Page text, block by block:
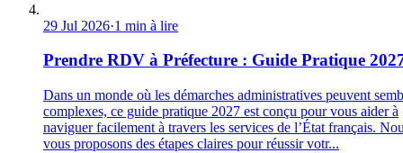
29 Jul 2026·1 min à lire
Prendre RDV à Préfecture : Guide Pratique
Dans un monde où les démarches administratives peuvent
complexes, ce guide pratique 2027 est conçu pour vous aider à
naviguer facilement à travers les services de l’État français.
vous proposons des étapes claires pour réussir votr...